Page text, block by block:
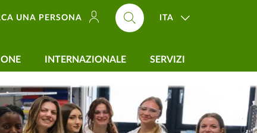
UNA PERSONA ITA
INTERNAZIONALE SERVIZI
Fisiche e